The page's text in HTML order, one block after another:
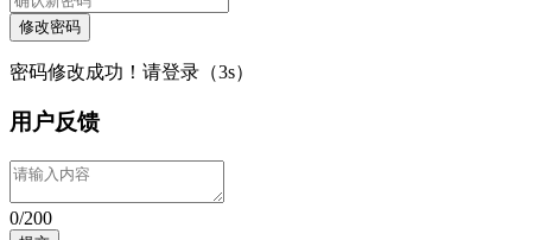
修改密码
密码修改成功！请登录（3s）
用户反馈
0/200